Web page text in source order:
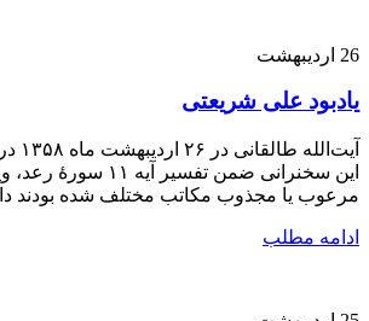
26 اردیبهشت
یادبود علی شریعتی
این سخنرانی
مرعوب یا مجذوب مکاتب مختلف شده بودند
ادامه مطلب